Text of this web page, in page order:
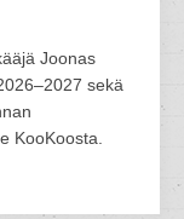
Joonas
sekä
KooKoosta.